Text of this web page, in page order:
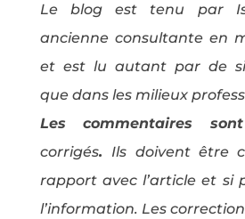
Le blog est tenu par
ancienne consultante en
et est lu autant par de
que dans les milieux
Les commentaires
corrigés. Ils doivent être
rapport avec l’article et si
l’information. Les